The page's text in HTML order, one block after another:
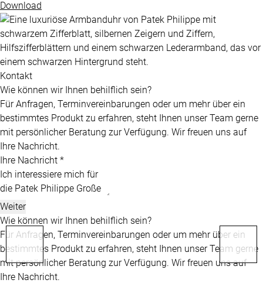
Download
Kontakt
Wie können wir Ihnen behilflich sein?
Für Anfragen, Terminvereinbarungen oder um mehr über ein
bestimmtes Produkt zu erfahren, steht Ihnen unser Team gerne
mit persönlicher Beratung zur Verfügung. Wir freuen uns auf
Ihre Nachricht.
Ihre Nachricht *
Weiter
Wie können wir Ihnen behilflich sein?
Für Anfragen, Terminvereinbarungen oder um mehr über ein
bestimmtes Produkt zu erfahren, steht Ihnen unser Team gerne
mit persönlicher Beratung zur Verfügung. Wir freuen uns auf
Ihre Nachricht.